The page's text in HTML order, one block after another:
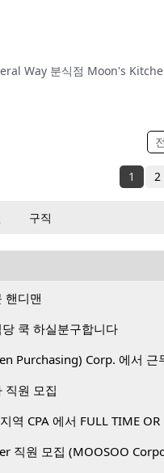
1 2
구직
핸디맨
쿡 하실분구합니다
Purchasing) Corp. 에서
직원 모집
역 CPA 에서 FULL TIME
직원 모집 (MOOSOO